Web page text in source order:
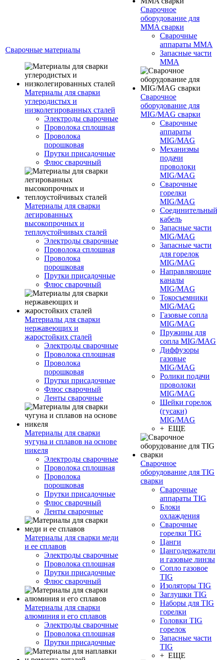
Сварочные материалы
Материалы для сварки
углеродистых и
низколегированных сталей
Электроды сварочные
Проволока сплошная
Проволока
порошковая
Прутки присадочные
Флюс сварочный
Материалы для сварки
легированных
высокопрочных и
теплоустойчивых сталей
Электроды сварочные
Проволока сплошная
Проволока
порошковая
Прутки присадочные
Флюс сварочный
Материалы для сварки
нержавеющих и
жаростойких сталей
Электроды сварочные
Проволока сплошная
Проволока
порошковая
Прутки присадочные
Флюс сварочный
Ленты сварочные
Материалы для сварки
чугуна и сплавов на основе
никеля
Электроды сварочные
Проволока сплошная
Проволока
порошковая
Прутки присадочные
Флюс сварочный
Ленты сварочные
Материалы для сварки меди
и ее сплавов
Электроды сварочные
Проволока сплошная
Прутки присадочные
Флюс сварочный
Материалы для сварки
алюминия и его сплавов
Электроды сварочные
Проволока сплошная
Прутки присадочные
Сварочное
оборудование для
MMA сварки
Сварочные
аппараты MMA
Запасные части
MMA
Сварочное
оборудование для
MIG/MAG сварки
Сварочные
аппараты
MIG/MAG
Механизмы
подачи
проволоки
MIG/MAG
Сварочные
горелки
MIG/MAG
Соединительный
кабель
Запасные части
MIG/MAG
Запасные части
для горелок
MIG/MAG
Направляющие
каналы
MIG/MAG
Токосъемники
MIG/MAG
Газовые сопла
MIG/MAG
Пружины для
сопла MIG/MAG
Диффузоры
газовые
MIG/MAG
Ролики подачи
проволоки
MIG/MAG
Шейки горелок
(гусаки)
MIG/MAG
+ ЕЩЕ
Сварочное
оборудование для TIG
сварки
Сварочные
аппараты TIG
Блоки
охлаждения
Сварочные
горелки TIG
Цанги
Цангодержатели
и газовые линзы
Сопло газовое
TIG
Изоляторы TIG
Заглушки TIG
Наборы для TIG
горелки
Головки TIG
горелок
Запасные части
TIG
+ ЕЩЕ